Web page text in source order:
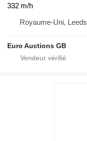
332 m/h
Royaume-Uni, Leeds
Euro Auctions GB